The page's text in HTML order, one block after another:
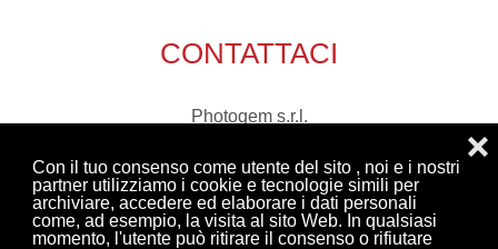
Con il tuo consenso come utente del sito , noi e i nostri
partner utilizziamo i cookie e tecnologie simili per
archiviare, accedere ed elaborare i dati personali
come, ad esempio, la visita al sito Web. In qualsiasi
momento, l'utente può ritirare il consenso o rifiutare
❌
CONTATTACI
Photogem s.r.l.
47863 Novafeltria (Rn)
tel. 0541 921408
Email:richieste@photogem.it